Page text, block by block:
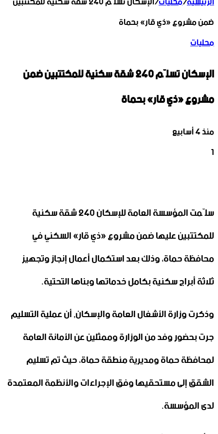
ضمن مشروع «ذي قار» بحماة
محليات
الإسكان تسلّم 240 شقة سكنية للمكتتبين ضمن
مشروع «ذي قار» بحماة
منذ 4 أسابيع
1
سلّمت المؤسسة العامة للإسكان 240 شقة سكنية
للمكتتبين عليها ضمن ‏مشروع «ذي قار» السكني في
محافظة حماة، وذلك بعد استكمال أعمال ‏إنجاز وتجهيز
ثلاثة أبراج سكنية بكامل خدماتها وبناها التحتية.‏
وذكرت وزارة الأشغال العامة والإسكان, أن عملية التسليم
جرت بحضور وفد من الوزارة وممثلين عن ‏الأمانة العامة
لمحافظة حماة ومديرية منطقة حماة، حيث تم تسليم
الشقق إلى ‏مستحقيها وفق الإجراءات والأنظمة المعتمدة
لدى المؤسسة.‏